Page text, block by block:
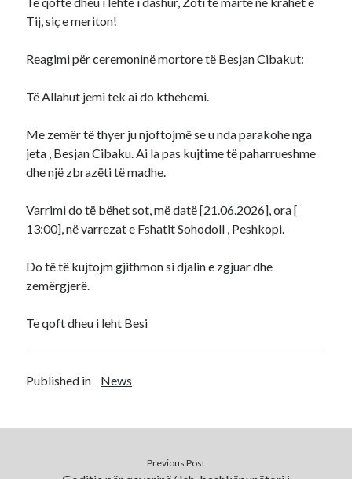
Tij, siç e meriton!
Reagimi për ceremoninë mortore të Besjan Cibakut:
Të Allahut jemi tek ai do kthehemi.
Me zemër të thyer ju njoftojmë se u nda parakohe nga
jeta , Besjan Cibaku. Ai la pas kujtime të paharrueshme
dhe një zbrazëti të madhe.
Varrimi do të bëhet sot, më datë [21.06.2026], ora [
13:00], në varrezat e Fshatit Sohodoll , Peshkopi.
Do të të kujtojm gjithmon si djalin e zgjuar dhe
zemërgjerë.
Te qoft dheu i leht Besi
Published in News
Previous Post